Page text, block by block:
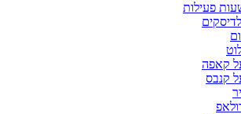
פעילות
קאפה
קנבס